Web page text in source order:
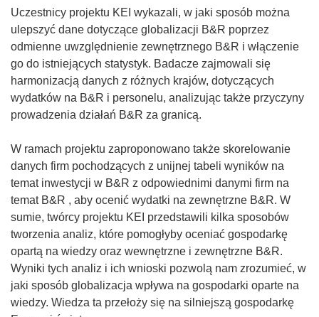
Uczestnicy projektu KEI wykazali, w jaki sposób można
ulepszyć dane dotyczące globalizacji B&R poprzez
odmienne uwzględnienie zewnętrznego B&R i włączenie
go do istniejących statystyk. Badacze zajmowali się
harmonizacją danych z różnych krajów, dotyczących
wydatków na B&R i personelu, analizując także przyczyny
prowadzenia działań B&R za granicą.
W ramach projektu zaproponowano także skorelowanie
danych firm pochodzących z unijnej tabeli wyników na
temat inwestycji w B&R z odpowiednimi danymi firm na
temat B&R , aby ocenić wydatki na zewnętrzne B&R. W
sumie, twórcy projektu KEI przedstawili kilka sposobów
tworzenia analiz, które pomogłyby oceniać gospodarkę
opartą na wiedzy oraz wewnętrzne i zewnętrzne B&R.
Wyniki tych analiz i ich wnioski pozwolą nam zrozumieć, w
jaki sposób globalizacja wpływa na gospodarki oparte na
wiedzy. Wiedza ta przełoży się na silniejszą gospodarkę